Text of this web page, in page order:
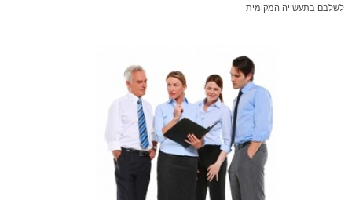
לשלבם בתעשייה המקומית